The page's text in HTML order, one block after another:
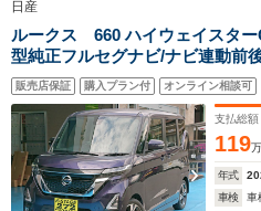
日産
ルークス 660 ハイウェイスタ
型純正フルセグナビ/ナビ連動前
ューモニター/ターボ/両側ハンズ
ア/ソナーセンサー/後席サーキュ
走行30942km
販売店保証 購入プラン付 オンライン相談可
支払総額
119
年式
車検
車